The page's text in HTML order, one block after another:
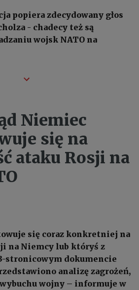
popiera zdecydowany głos
- chadecy też są
wojsk NATO na
Niemiec
się na
ataku Rosji na
się coraz konkretniej na
na Niemcy lub któryś z
stronicowym dokumencie
analizę zagrożeń,
wojny – informuje w